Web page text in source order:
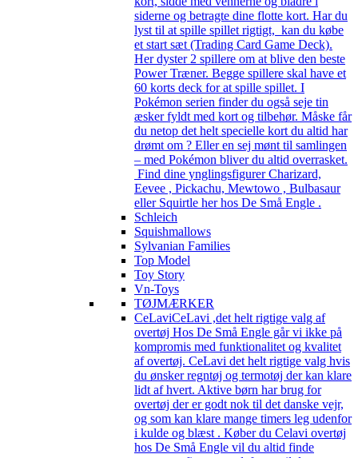
siderne og betragte dine flotte kort. Har du
lyst til at spille spillet rigtigt, kan du købe
et start sæt (Trading Card Game Deck).
Her dyster 2 spillere om at blive den beste
Power Træner. Begge spillere skal have et
60 korts deck for at spille spillet. I
Pokémon serien finder du også seje tin
æsker fyldt med kort og tilbehør. Måske får
du netop det helt specielle kort du altid har
drømt om ? Eller en sej mønt til samlingen
– med Pokémon bliver du altid overrasket.
Find dine ynglingsfigurer Charizard,
Eevee , Pickachu, Mewtowo , Bulbasaur
eller Squirtle her hos De Små Engle .
Schleich
Squishmallows
Sylvanian Families
Top Model
Toy Story
Vn-Toys
TØJMÆRKER
CeLaviCeLavi ,det helt rigtige valg af
overtøj Hos De Små Engle går vi ikke på
kompromis med funktionalitet og kvalitet
af overtøj. CeLavi det helt rigtige valg hvis
du ønsker regntøj og termotøj der kan klare
lidt af hvert. Aktive børn har brug for
overtøj der er godt nok til det danske vejr,
og som kan klare mange timers leg udenfor
i kulde og blæst . Køber du Celavi overtøj
hos De Små Engle vil du altid finde